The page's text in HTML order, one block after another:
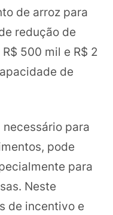
de arroz para
redução de
500 mil e R$ 2
de
para
pode
para
Neste
de incentivo e